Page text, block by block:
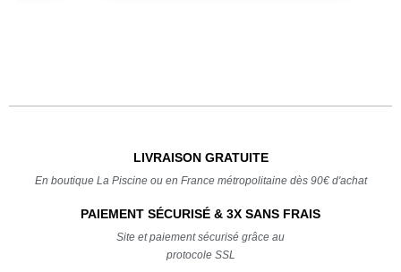
LIVRAISON GRATUITE
En boutique La Piscine ou en France métropolitaine dès 90€ d'achat
PAIEMENT SÉCURISÉ & 3X SANS FRAIS
Site et paiement sécurisé grâce au
protocole SSL